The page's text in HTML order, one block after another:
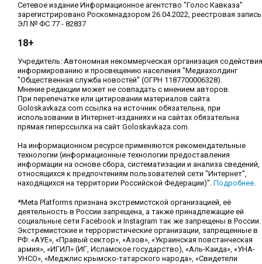
Сетевое издание Информационное агентство "Голос Кавказа"
зарегистрировано Роскомнадзором 26.04.2022, реестровая запись
ЭЛ № ФС 77 - 82837
18+
Учредитель: Автономная некоммерческая организация содействия
информированию и просвещению населения "Медиахолдинг
"Общественная служба новостей" (ОГРН 1187700006328).
Мнение редакции может не совпадать с мнением авторов.
При перепечатке или цитировании материалов сайта
Goloskavkaza.com ссылка на источник обязательна, при
использовании в Интернет-изданиях и на сайтах обязательна
прямая гиперссылка на сайт Goloskavkaza.com.
На информационном ресурсе применяются рекомендательные
технологии (информационные технологии предоставления
информации на основе сбора, систематизации и анализа сведений,
относящихся к предпочтениям пользователей сети "Интернет",
находящихся на территории Российской Федерации)". Подробнее.
*Meta Platforms признана экстремистской организацией, её
деятельность в России запрещена, а также принадлежащие ей
социальные сети Facebook и Instagram так же запрещены в России.
Экстремистские и террористические организации, запрещенные в
РФ: «АУЕ», «Правый сектор», «Азов», «Украинская повстанческая
армия», «ИГИЛ» (ИГ, Исламское государство), «Аль-Каида», «УНА-
УНСО», «Меджлис крымско-татарского народа», «Свидетели